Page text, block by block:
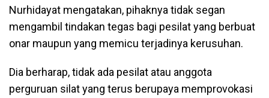
Nurhidayat mengatakan, pihaknya tidak segan
mengambil tindakan tegas bagi pesilat yang berbuat
onar maupun yang memicu terjadinya kerusuhan.
Dia berharap, tidak ada pesilat atau anggota
perguruan silat yang terus berupaya memprovokasi